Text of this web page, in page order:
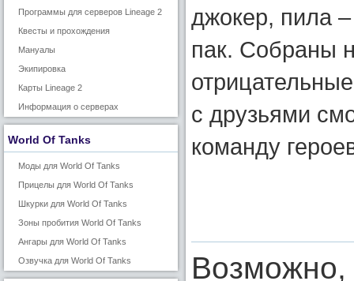
Программы для серверов Lineage 2
Квесты и прохождения
Мануалы
Экипировка
Карты Lineage 2
Информация о серверах
World Of Tanks
Моды для World Of Tanks
Прицелы для World Of Tanks
Шкурки для World Of Tanks
Зоны пробития World Of Tanks
Ангары для World Of Tanks
Озвучка для World Of Tanks
джокер, пила
пак. Собраны
с друзьями
команду
Возможно,